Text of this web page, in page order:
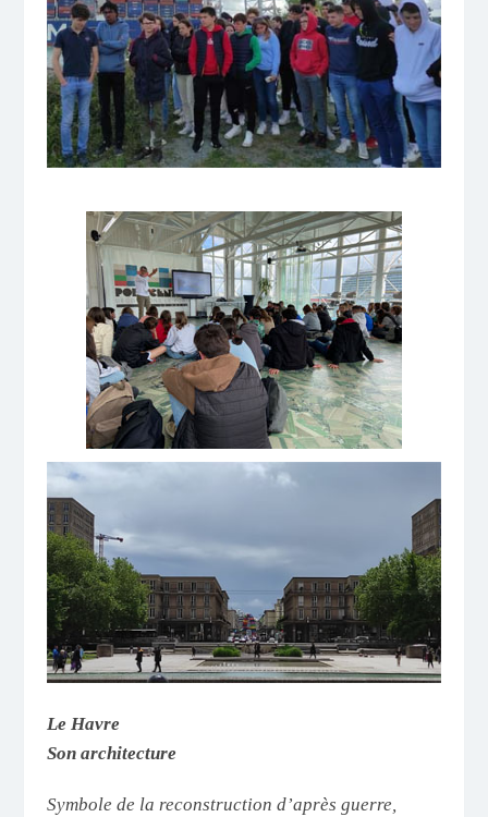
Le Havre
Son architecture
Symbole de la reconstruction d’après guerre,